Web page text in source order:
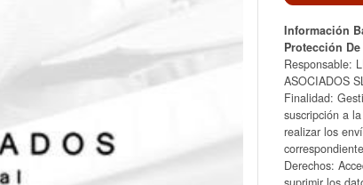
Información
Protección
Responsable:
ASOCIADOS SL
Finalidad:
suscripción a
realizar los
Derechos: